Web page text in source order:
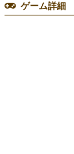
ゲーム詳細